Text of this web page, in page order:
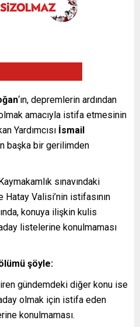
‘ın, depremlerin ardından
amacıyla istifa etmesinin
Yardımcısı İsmail
başka bir gerilimden
sınavındaki
Hatay Valisi’nin istifasının
konuya ilişkin kulis
listelerine konulmaması
şöyle:
gündemdeki diğer konu ise
olmak için istifa eden
konulmaması.